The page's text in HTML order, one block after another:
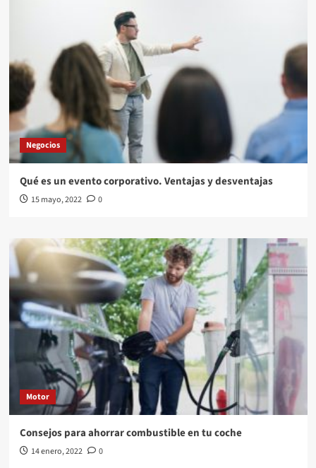
Negocios
Qué es un evento corporativo. Ventajas y desventajas
15 mayo, 2022 0
Motor
Consejos para ahorrar combustible en tu coche
14 enero, 2022 0